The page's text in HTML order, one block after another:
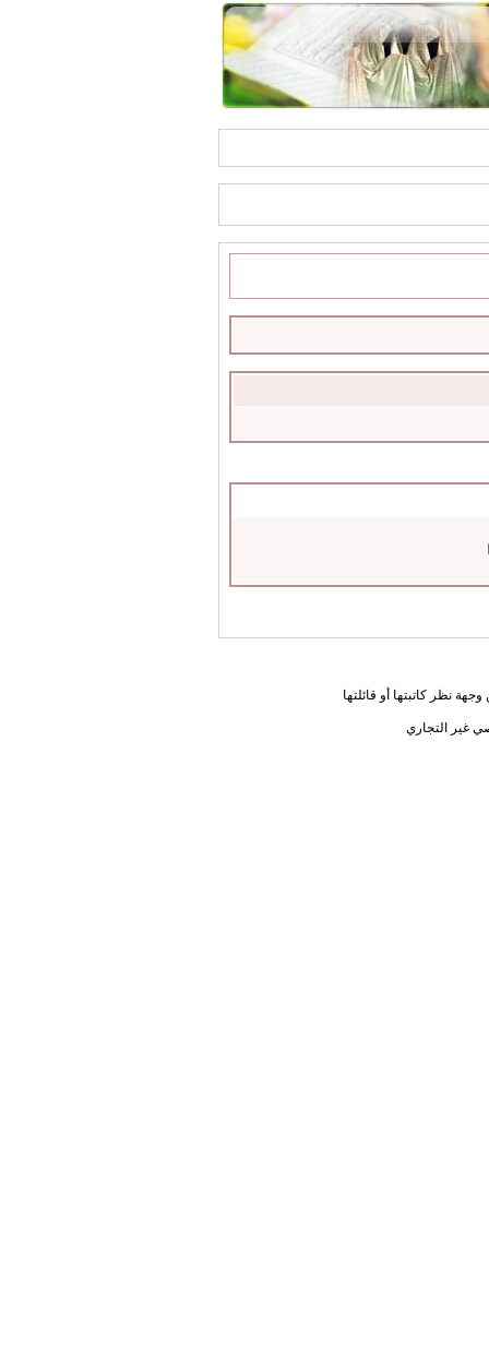
نظر كاتبتها أو قائلتها
غير التجاري